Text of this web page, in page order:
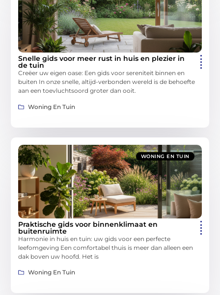
Snelle gids voor meer rust in huis en plezier in
de tuin
Creëer uw eigen oase: Een gids voor sereniteit binnen en
buiten In onze snelle, altijd-verbonden wereld is de behoefte
aan een toevluchtsoord groter dan ooit.
Woning En Tuin
WONING EN TUIN
Praktische gids voor binnenklimaat en
buitenruimte
Harmonie in huis en tuin: uw gids voor een perfecte
leefomgeving Een comfortabel thuis is meer dan alleen een
dak boven uw hoofd. Het is
Woning En Tuin